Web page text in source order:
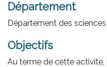
Département
Département des
Objectifs
Au terme de cette activité,